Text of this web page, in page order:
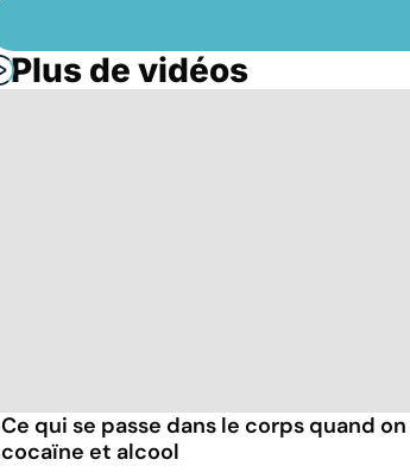
Plus de vidéos
Ce qui se passe dans le corps quand
cocaïne et alcool